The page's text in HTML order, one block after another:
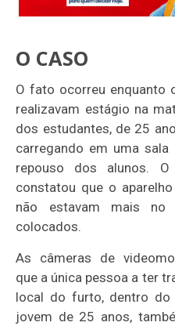
O CASO
O fato ocorreu enquanto
realizavam estágio na
dos estudantes, de 25
carregando em uma
repouso dos alunos.
constatou que o
não estavam mais
colocados.
As câmeras de
que a única pessoa a ter
local do furto, dentro do
jovem de 25 anos,